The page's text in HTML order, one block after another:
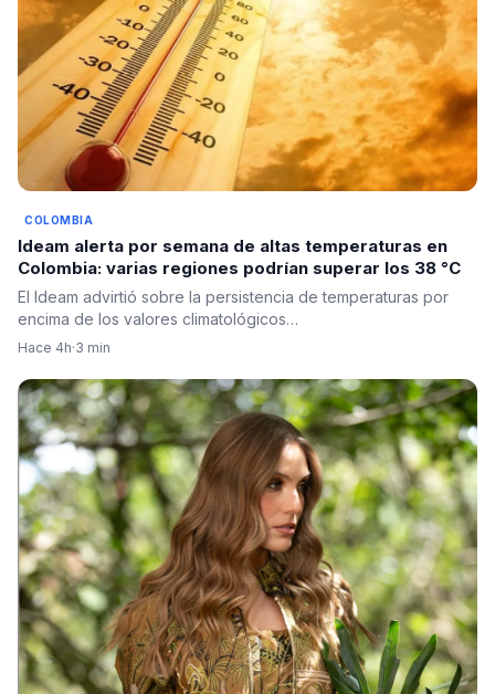
COLOMBIA
Ideam alerta por semana de altas temperaturas en
Colombia: varias regiones podrían superar los 38 °C
El Ideam advirtió sobre la persistencia de temperaturas por
encima de los valores climatológicos…
Hace 4h·3 min